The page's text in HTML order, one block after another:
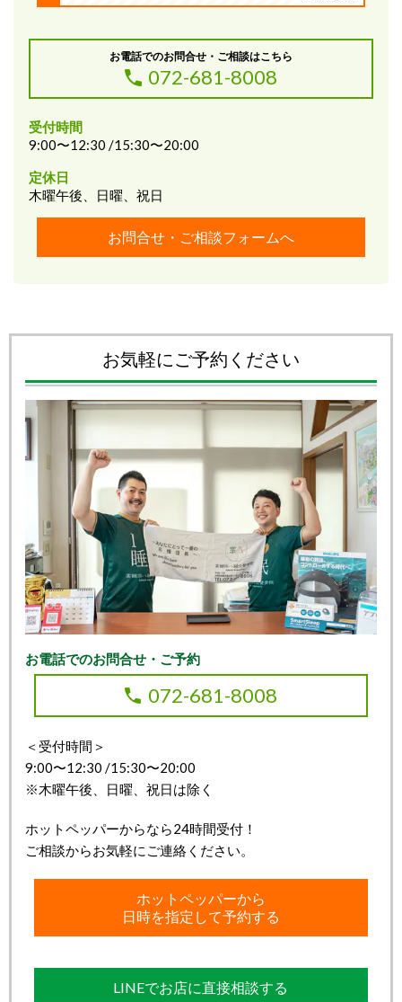
お電話でのお問合せ・ご相談はこちら
072-681-8008
受付時間
9:00〜12:30 /15:30〜20:00
定休日
木曜午後、日曜、祝日
お問合せ・ご相談フォームへ
お気軽にご予約ください
お電話でのお問合せ・ご予約
072-681-8008
＜受付時間＞
9:00〜12:30 /15:30〜20:00
※木曜午後、日曜、祝日は除く
ホットペッパーからなら24時間受付！
ご相談からお気軽にご連絡ください。
ホットペッパーから
日時を指定して予約する
LINEでお店に直接相談する